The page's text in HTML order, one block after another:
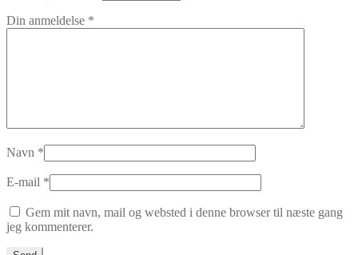
Din anmeldelse *
Navn *
E-mail *
Gem mit navn, mail og websted i denne browser til næste gang
jeg kommenterer.